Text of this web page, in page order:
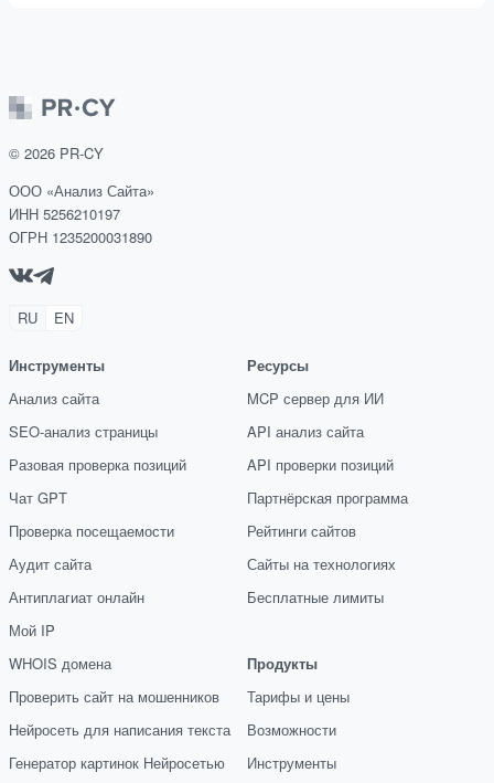
© 2026 PR-CY
ООО «Анализ Сайта»
ИНН 5256210197
ОГРН 1235200031890
RU EN
Инструменты
Анализ сайта
SEO-анализ страницы
Разовая проверка позиций
Чат GPT
Проверка посещаемости
Аудит сайта
Антиплагиат онлайн
Мой IP
WHOIS домена
Проверить сайт на мошенников
Нейросеть для написания текста
Генератор картинок Нейросетью
Ресурсы
MCP сервер для ИИ
API анализ сайта
API проверки позиций
Партнёрская программа
Рейтинги сайтов
Сайты на технологиях
Бесплатные лимиты
Продукты
Тарифы и цены
Возможности
Инструменты